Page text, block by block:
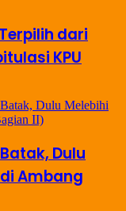
dari
KPU
Dulu
Ambang